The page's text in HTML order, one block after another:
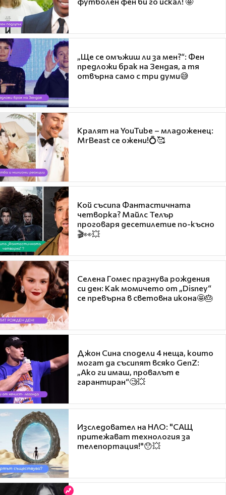
„Ще се омъжиш ли за мен?“: Фен
предложи брак на Зендая, а тя
отвърна само с три думи😅
Кралят на YouTube – младоженец:
MrBeast се ожени!💍🥰
Кой съсипа Фантастичната
четворка? Майлс Телър
проговаря десетилетие по-късно
🎬👀💥
Селена Гомес празнува рождения
си ден: Как момичето от „Disney“
се превърна в световна икона🤩🎂
Джон Сина сподели 4 неща, които
могат да съсипят всяко GenZ:
„Ако ги имаш, провалът е
гарантиран“🧐💥
Изследовател на НЛО: "САЩ
притежават технология за
телепортация!"😯💥